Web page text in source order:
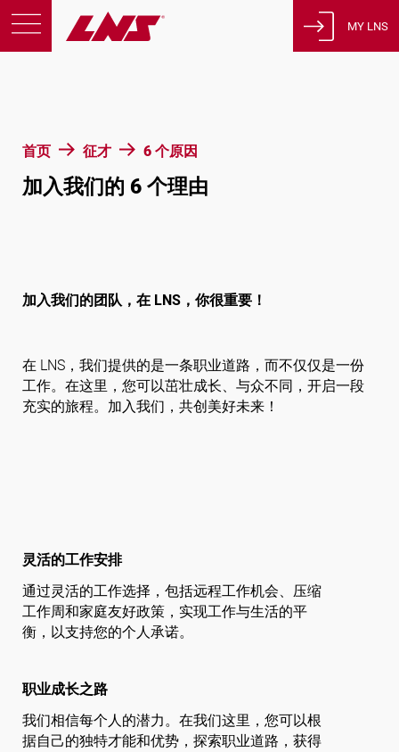
首页 征才 6 个原因
加入我们的 6 个理由
加入我们的团队，在 LNS，你很重要！
在 LNS，我们提供的是一条职业道路，而不仅仅是一份
工作。在这里，您可以茁壮成长、与众不同，开启一段
充实的旅程。加入我们，共创美好未来！
schedule
灵活的工作安排
通过灵活的工作选择，包括远程工作机会、压缩
工作周和家庭友好政策，实现工作与生活的平
衡，以支持您的个人承诺。
trending_up
职业成长之路
我们相信每个人的潜力。在我们这里，您可以根
据自己的独特才能和优势，探索职业道路，获得
征才
简体中文
MY LNS